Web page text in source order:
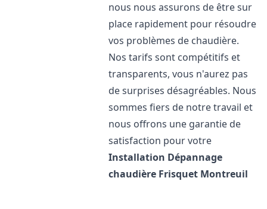
nous nous assurons de être sur
place rapidement pour résoudre
vos problèmes de chaudière.
Nos tarifs sont compétitifs et
transparents, vous n'aurez pas
de surprises désagréables. Nous
sommes fiers de notre travail et
nous offrons une garantie de
satisfaction pour votre
Installation Dépannage
chaudière Frisquet Montreuil